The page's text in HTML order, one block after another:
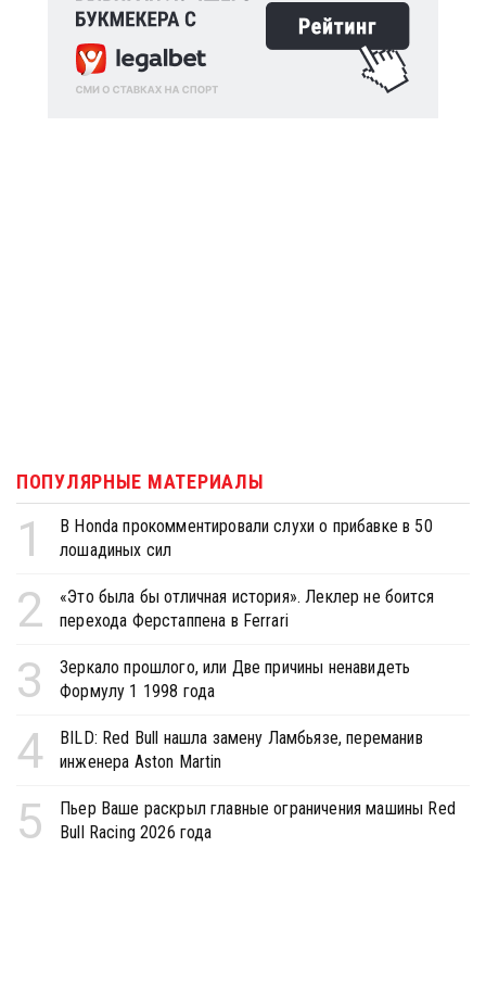
ПОПУЛЯРНЫЕ МАТЕРИАЛЫ
1
В Honda прокомментировали слухи о прибавке в 50
лошадиных сил
2
«Это была бы отличная история». Леклер не боится
перехода Ферстаппена в Ferrari
3
Зеркало прошлого, или Две причины ненавидеть
Формулу 1 1998 года
4
BILD: Red Bull нашла замену Ламбьязе, переманив
инженера Aston Martin
5
Пьер Ваше раскрыл главные ограничения машины Red
Bull Racing 2026 года